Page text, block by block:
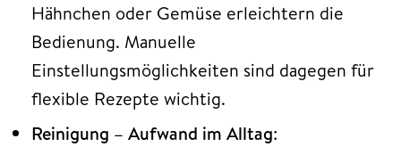
Hähnchen oder Gemüse erleichtern die
Bedienung. Manuelle
Einstellungsmöglichkeiten sind dagegen für
flexible Rezepte wichtig.
Reinigung – Aufwand im Alltag: